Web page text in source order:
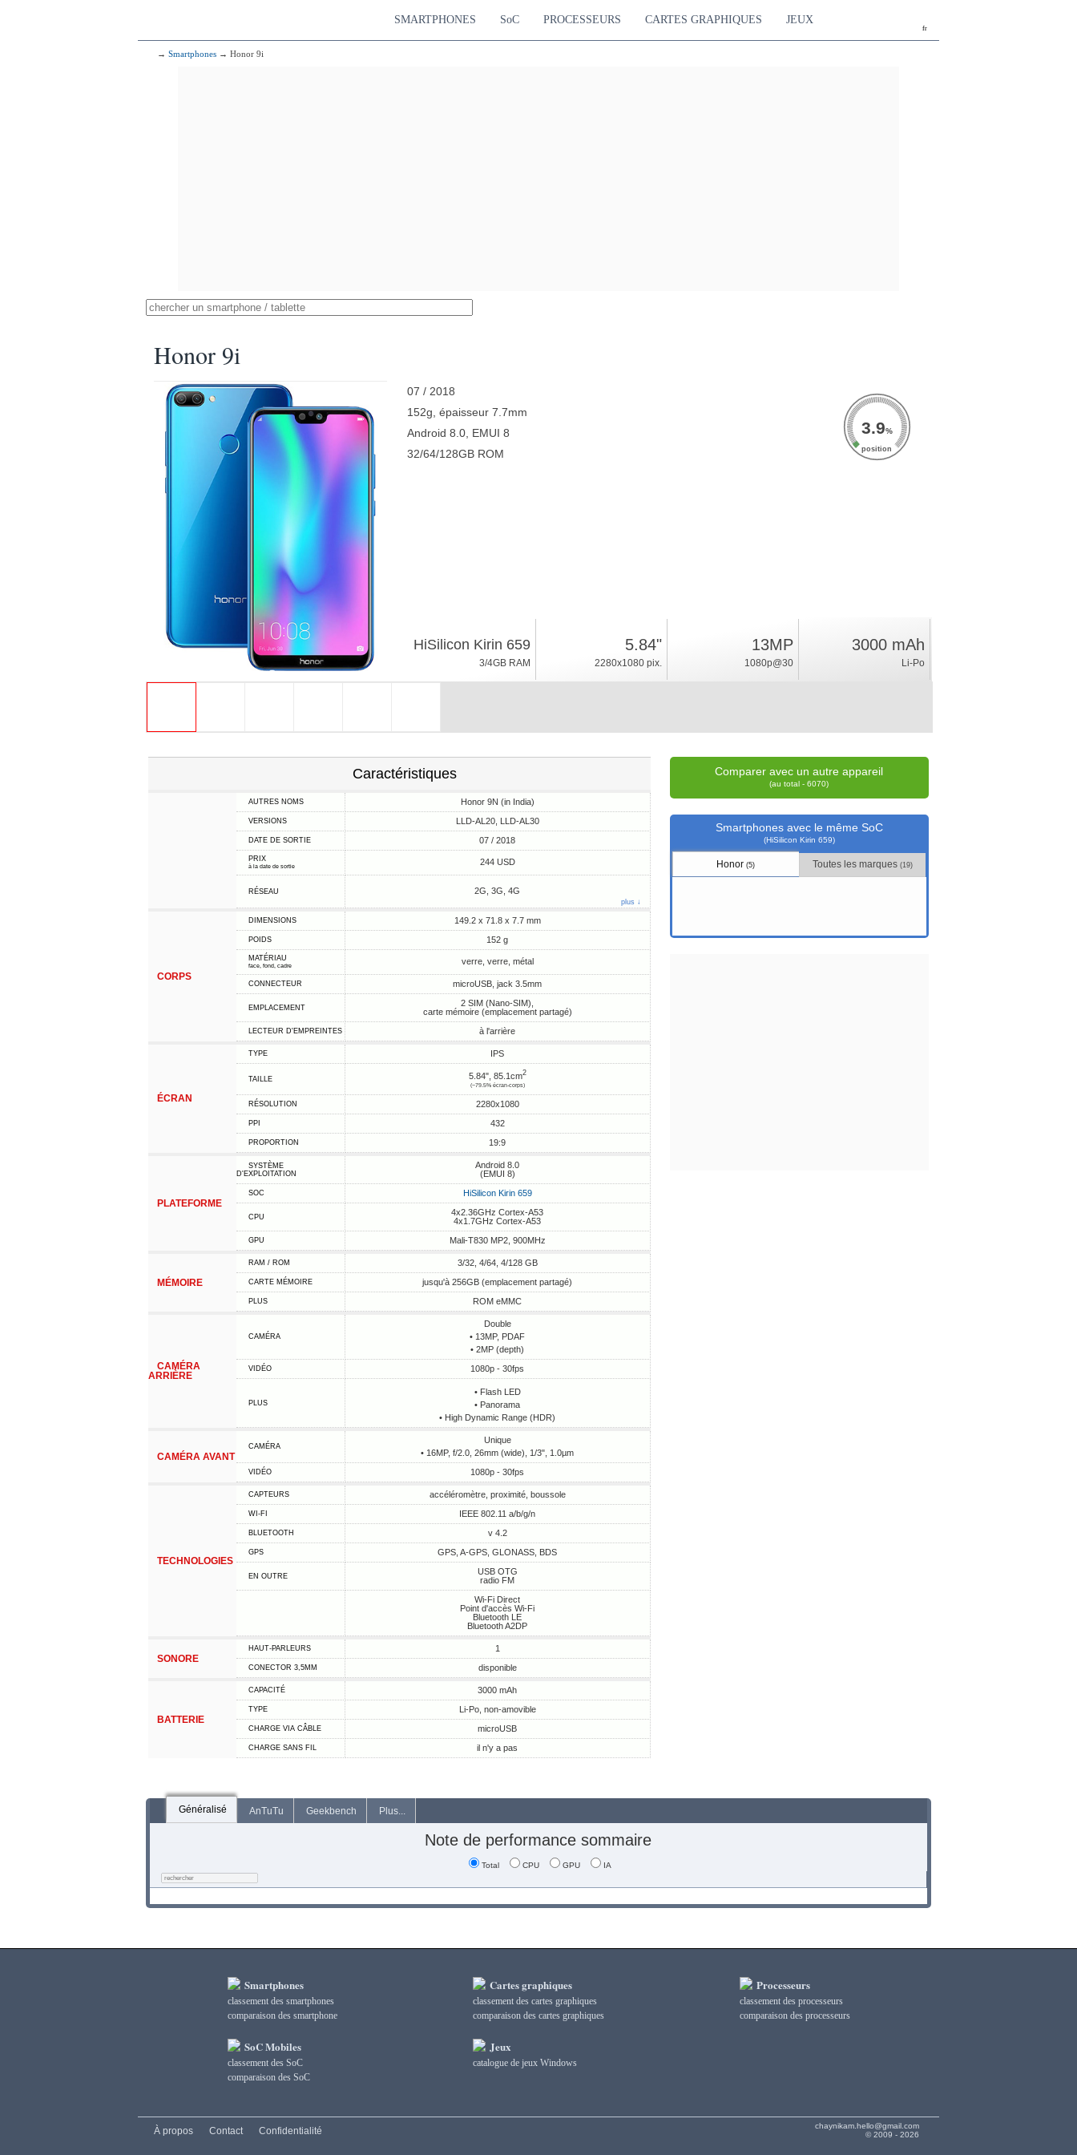
fr
SMARTPHONES SoC PROCESSEURS CARTES GRAPHIQUES JEUX
→ Smartphones → Honor 9i
Honor 9i
07 / 2018
152g, épaisseur 7.7mm
Android 8.0, EMUI 8
32/64/128GB ROM
3.9%
position
HiSilicon Kirin 659
3/4GB RAM
5.84"
2280x1080 pix.
13MP
1080p@30
3000 mAh
Li-Po
Caractéristiques
AUTRES NOMS Honor 9N (in India)
VERSIONS LLD-AL20, LLD-AL30
DATE DE SORTIE 07 / 2018
PRIX
à la date de sortie 244 USD
RÉSEAU 2G, 3G, 4G
plus ↓
CORPS
DIMENSIONS 149.2 x 71.8 x 7.7 mm
POIDS 152 g
MATÉRIAU
face, fond, cadre verre, verre, métal
CONNECTEUR microUSB, jack 3.5mm
EMPLACEMENT
2 SIM (Nano-SIM),
carte mémoire (emplacement partagé)
LECTEUR D'EMPREINTES à l'arrière
ÉCRAN
TYPE IPS
TAILLE 5.84", 85.1cm2
(~79.5% écran-corps)
RÉSOLUTION 2280x1080
PPI 432
PROPORTION 19:9
PLATEFORME
SYSTÈME
D'EXPLOITATION
Android 8.0
(EMUI 8)
SOC HiSilicon Kirin 659
CPU
4x2.36GHz Cortex-A53
4x1.7GHz Cortex-A53
GPU Mali-T830 MP2, 900MHz
MÉMOIRE
RAM / ROM 3/32, 4/64, 4/128 GB
CARTE MÉMOIRE jusqu'à 256GB (emplacement partagé)
PLUS ROM eMMC
CAMÉRA
ARRIÈRE
CAMÉRA
Double
• 13MP, PDAF
• 2MP (depth)
VIDÉO 1080p - 30fps
PLUS
• Flash LED
• Panorama
• High Dynamic Range (HDR)
CAMÉRA AVANT
CAMÉRA
Unique
• 16MP, f/2.0, 26mm (wide), 1/3", 1.0µm
VIDÉO 1080p - 30fps
TECHNOLOGIES
CAPTEURS accéléromètre, proximité, boussole
WI-FI IEEE 802.11 a/b/g/n
BLUETOOTH v 4.2
GPS GPS, A-GPS, GLONASS, BDS
EN OUTRE
USB OTG
radio FM
Wi-Fi Direct
Point d'accès Wi-Fi
Bluetooth LE
Bluetooth A2DP
SONORE
HAUT-PARLEURS 1
CONECTOR 3,5MM disponible
BATTERIE
CAPACITÉ 3000 mAh
TYPE Li-Po, non-amovible
CHARGE VIA CÂBLE microUSB
CHARGE SANS FIL il n'y a pas
Comparer avec un autre appareil
(au total - 6070)
Smartphones avec le même SoC
(HiSilicon Kirin 659)
Honor(5) Toutes les marques (19)
Généralisé AnTuTu Geekbench Plus...
Note de performance sommaire
Total CPU GPU IA
Smartphones
classement des smartphones
сomparaison des smartphone
SoC Mobiles
classement des SoC
сomparaison des SoC
Cartes graphiques
classement des cartes graphiques
сomparaison des cartes graphiques
Jeux
catalogue de jeux Windows
Processeurs
classement des processeurs
сomparaison des processeurs
chaynikam.hello@gmail.com
© 2009 - 2026
À propos Contact Confidentialité